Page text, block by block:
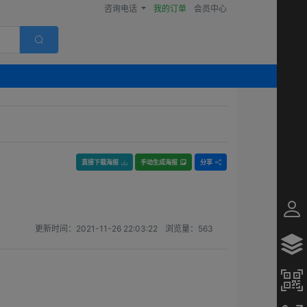
咨询电话 我的订单 会员中心
直接下载海报 手动生成海报 分享
更新时间： 2021-11-26 22:03:22 浏览量： 563